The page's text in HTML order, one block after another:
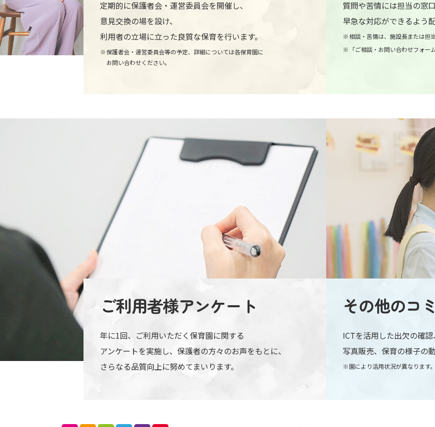
定期的に保護者会・運営委員会を開催し、
意見交換の場を設け、
利用者の立場に立った良質な保育を行います。
保護者会・運営委員会等の予定、詳細については各保育園に
お問い合わせください。
質問や苦情には担当の窓
早急な対応ができるよう
相談・苦情は、施設長または担
「ご相談・お問い合わせフォ
ご利用者様アンケート
年に1回、ご利用いただく保育園に関する
アンケートを実施し、保護者の方々のお声をもとに、
さらなる品質向上に努めてまいります。
その他のコ
ICTを活用した出欠の確
写真販売、保育の様子の
園により活用状況が異なります